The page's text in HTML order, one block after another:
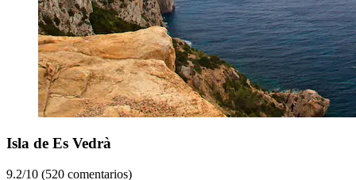
Isla de Es Vedrà
9.2/10 (520 comentarios)